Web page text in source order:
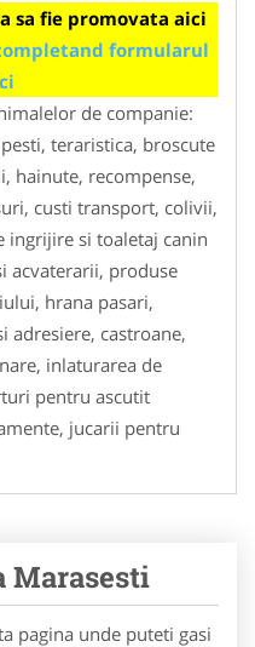
sa fie promovata aici
formularul
de companie:
teraristica, broscute
hainute, recompense,
custi transport, colivii,
ingrijire si toaletaj canin
acvaterarii, produse
hrana pasari,
adresiere, castroane,
inlaturarea de
pentru ascutit
jucarii pentru
Marasesti
pagina unde puteti gasi